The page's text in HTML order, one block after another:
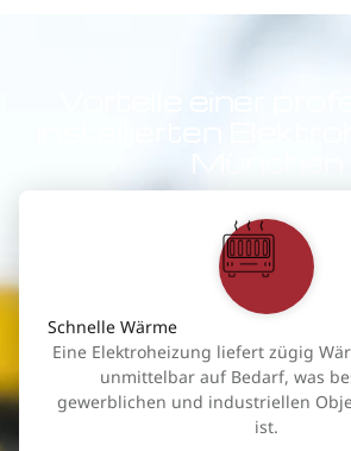
Schnelle Wärme
Eine Elektroheizung liefert zügig
unmittelbar auf Bedarf, was
gewerblichen und industriellen
ist.